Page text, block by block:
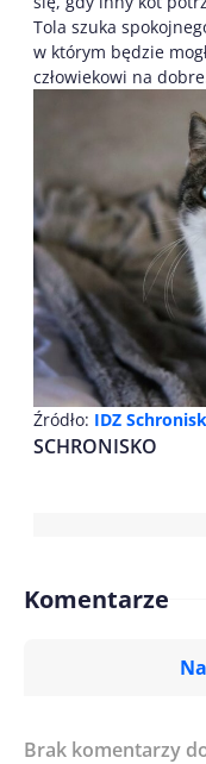
Tola szuka
w którym będzie
człowiekowi na
Źródło: IDZ
SCHRONISKO
Komentarze
Imię/ Nick*
Brak komentarzy